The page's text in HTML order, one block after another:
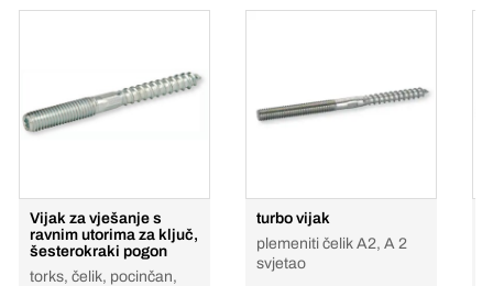
Vijak za vješanje s
ravnim utorima za ključ,
šesterokraki pogon
torks, čelik, pocinčan,
turbo vijak
plemeniti čelik A2, A 2
svjetao